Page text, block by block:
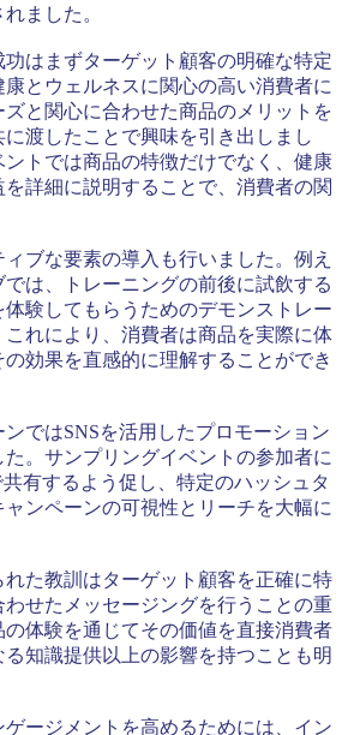
ました。
はまずターゲット顧客の明確な特定
とウェルネスに関心の高い消費者に
と関心に合わせた商品のメリットを
渡したことで興味を引き出しまし
トでは商品の特徴だけでなく、健康
詳細に説明することで、消費者の関
ブな要素の導入も行いました。例え
は、トレーニングの前後に試飲する
験してもらうためのデモンストレー
れにより、消費者は商品を実際に体
効果を直感的に理解することができ
ではSNSを活用したプロモーション
。サンプリングイベントの参加者に
有するよう促し、特定のハッシュタ
ンペーンの可視性とリーチを大幅に
た教訓はターゲット顧客を正確に特
せたメッセージングを行うことの重
体験を通じてその価値を直接消費者
知識提供以上の影響を持つことも明
ージメントを高めるためには、イン